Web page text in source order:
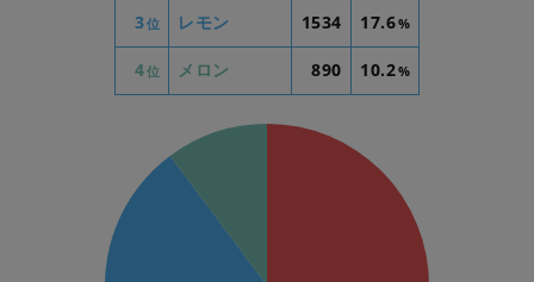
3位 レモン 1534 17.6%
4位 メロン 890 10.2%